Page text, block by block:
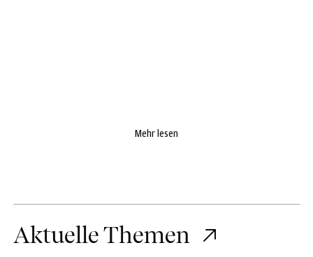
Mehr lesen
Aktuelle Themen